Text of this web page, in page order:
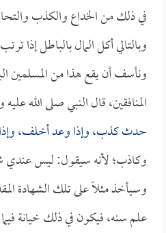
في ذلك من الخداع والكذب
وبالتالي أكل المال بالباطل إذا
ونأسف أن يقع هذا من المسلمين
المنافقين، قال النبي صلى الله
حدث كذب، وإذا وعد أخلف،
وكاذب؛ لأنه سيقول: ليس عندي
وسيأخذ مثلاً على تلك الشهادة
علم سنه، فيكون في ذلك خيانة